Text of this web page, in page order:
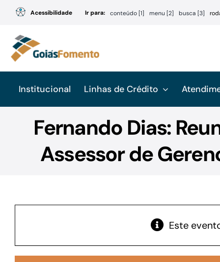
conteúdo
Acessibilidade Ir para: conteúdo [1] menu [2] busca [3]
Institucional Linhas de Crédito
Fernando Dias:
Assessor de
Este